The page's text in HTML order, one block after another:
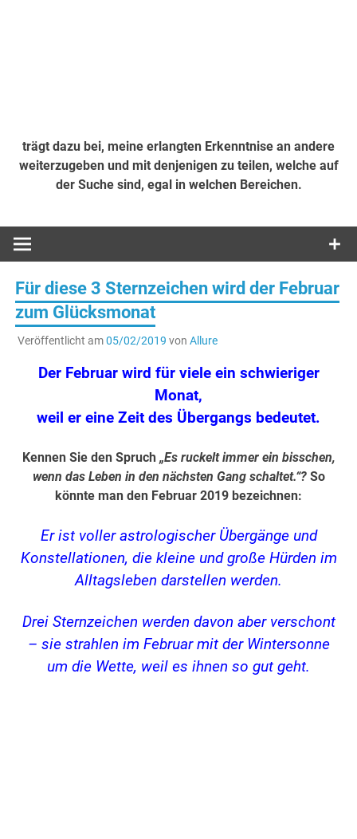
trägt dazu bei, meine erlangten Erkenntnise an andere
weiterzugeben und mit denjenigen zu teilen, welche auf
der Suche sind, egal in welchen Bereichen.
Für diese 3 Sternzeichen wird der Februar
zum Glücksmonat
Veröffentlicht am05/02/2019 von Allure
Der Februar wird für viele ein schwieriger
Monat,
weil er eine Zeit des Übergangs bedeutet.
Kennen Sie den Spruch „Es ruckelt immer ein bisschen,
wenn das Leben in den nächsten Gang schaltet.“?So
könnte man den Februar 2019 bezeichnen:
Er ist voller astrologischer Übergänge und
Konstellationen, die kleine und große Hürden im
Alltagsleben darstellen werden.
Drei Sternzeichen werden davon aber verschont
– sie strahlen im Februar mit der Wintersonne
um die Wette, weil es ihnen so gut geht.